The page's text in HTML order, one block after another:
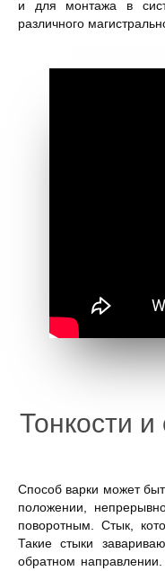
и для монтажа в
различного
Тонкости
Способ варки может
положении,
поворотным. Стык,
Такие стыки
обратном